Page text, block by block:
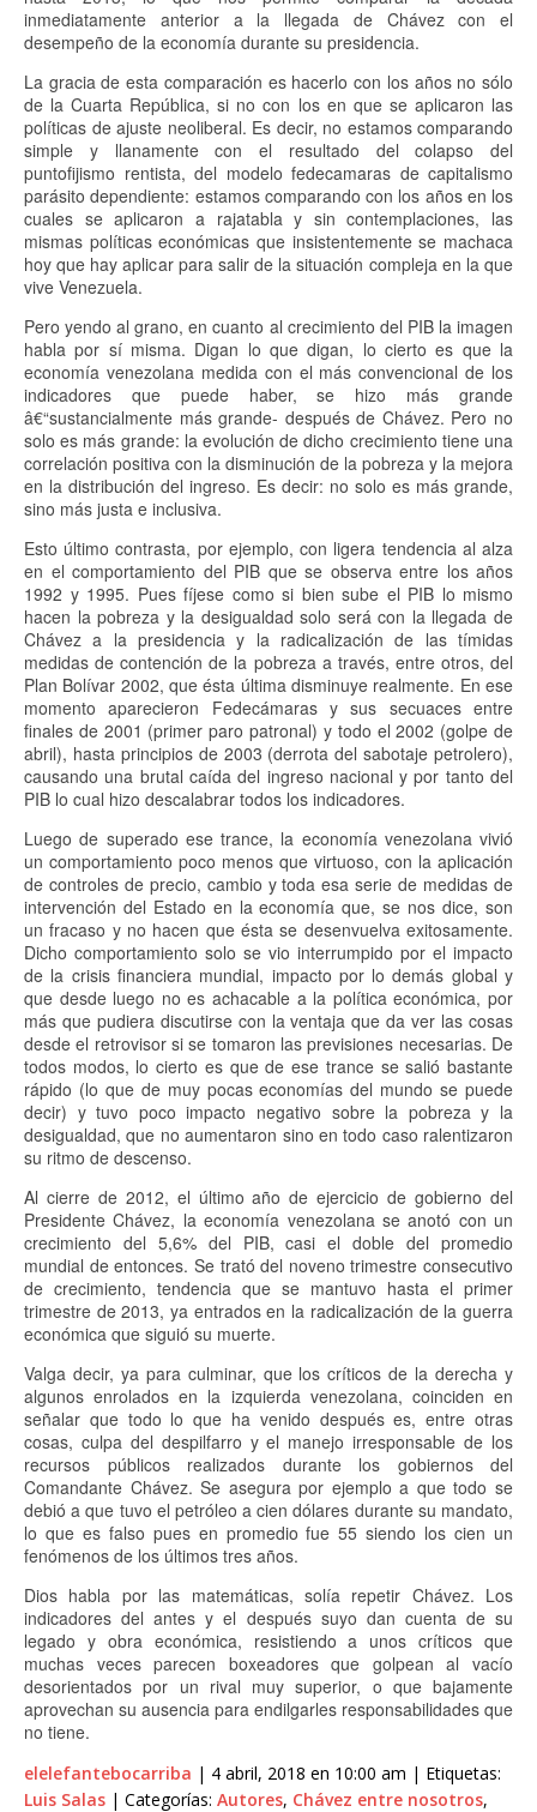
inmediatamente anterior a la llegada de Chávez con el
desempeño de la economía durante su presidencia.
La gracia de esta comparación es hacerlo con los años no sólo
de la Cuarta República, si no con los en que se aplicaron las
políticas de ajuste neoliberal. Es decir, no estamos comparando
simple y llanamente con el resultado del colapso del
puntofijismo rentista, del modelo fedecamaras de capitalismo
parásito dependiente: estamos comparando con los años en los
cuales se aplicaron a rajatabla y sin contemplaciones, las
mismas políticas económicas que insistentemente se machaca
hoy que hay aplicar para salir de la situación compleja en la que
vive Venezuela.
Pero yendo al grano, en cuanto al crecimiento del PIB la imagen
habla por sí misma. Digan lo que digan, lo cierto es que la
economía venezolana medida con el más convencional de los
indicadores que puede haber, se hizo más grande
â€“sustancialmente más grande- después de Chávez. Pero no
solo es más grande: la evolución de dicho crecimiento tiene una
correlación positiva con la disminución de la pobreza y la mejora
en la distribución del ingreso. Es decir: no solo es más grande,
sino más justa e inclusiva.
Esto último contrasta, por ejemplo, con ligera tendencia al alza
en el comportamiento del PIB que se observa entre los años
1992 y 1995. Pues fíjese como si bien sube el PIB lo mismo
hacen la pobreza y la desigualdad solo será con la llegada de
Chávez a la presidencia y la radicalización de las tímidas
medidas de contención de la pobreza a través, entre otros, del
Plan Bolívar 2002, que ésta última disminuye realmente. En ese
momento aparecieron Fedecámaras y sus secuaces entre
finales de 2001 (primer paro patronal) y todo el 2002 (golpe de
abril), hasta principios de 2003 (derrota del sabotaje petrolero),
causando una brutal caída del ingreso nacional y por tanto del
PIB lo cual hizo descalabrar todos los indicadores.
Luego de superado ese trance, la economía venezolana vivió
un comportamiento poco menos que virtuoso, con la aplicación
de controles de precio, cambio y toda esa serie de medidas de
intervención del Estado en la economía que, se nos dice, son
un fracaso y no hacen que ésta se desenvuelva exitosamente.
Dicho comportamiento solo se vio interrumpido por el impacto
de la crisis financiera mundial, impacto por lo demás global y
que desde luego no es achacable a la política económica, por
más que pudiera discutirse con la ventaja que da ver las cosas
desde el retrovisor si se tomaron las previsiones necesarias. De
todos modos, lo cierto es que de ese trance se salió bastante
rápido (lo que de muy pocas economías del mundo se puede
decir) y tuvo poco impacto negativo sobre la pobreza y la
desigualdad, que no aumentaron sino en todo caso ralentizaron
su ritmo de descenso.
Al cierre de 2012, el último año de ejercicio de gobierno del
Presidente Chávez, la economía venezolana se anotó con un
crecimiento del 5,6% del PIB, casi el doble del promedio
mundial de entonces. Se trató del noveno trimestre consecutivo
de crecimiento, tendencia que se mantuvo hasta el primer
trimestre de 2013, ya entrados en la radicalización de la guerra
económica que siguió su muerte.
Valga decir, ya para culminar, que los críticos de la derecha y
algunos enrolados en la izquierda venezolana, coinciden en
señalar que todo lo que ha venido después es, entre otras
cosas, culpa del despilfarro y el manejo irresponsable de los
recursos públicos realizados durante los gobiernos del
Comandante Chávez. Se asegura por ejemplo a que todo se
debió a que tuvo el petróleo a cien dólares durante su mandato,
lo que es falso pues en promedio fue 55 siendo los cien un
fenómenos de los últimos tres años.
Dios habla por las matemáticas, solía repetir Chávez. Los
indicadores del antes y el después suyo dan cuenta de su
legado y obra económica, resistiendo a unos críticos que
muchas veces parecen boxeadores que golpean al vacío
desorientados por un rival muy superior, o que bajamente
aprovechan su ausencia para endilgarles responsabilidades que
no tiene.
elelefantebocarriba | 4 abril, 2018 en 10:00 am | Etiquetas:
Luis Salas | Categorías: Autores, Chávez entre nosotros,